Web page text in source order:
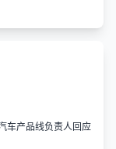
车产品线负责人回应